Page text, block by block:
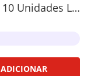
Copo Pic 200 De Acrílico Com 10 Unidades Laranja
ADICIONAR